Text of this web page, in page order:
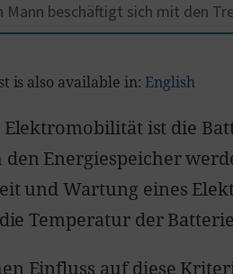
Mann beschäftigt sich mit den
is also available in: English
ist die
den Energiespeicher
und Wartung eines
Temperatur der
Einfluss auf diese